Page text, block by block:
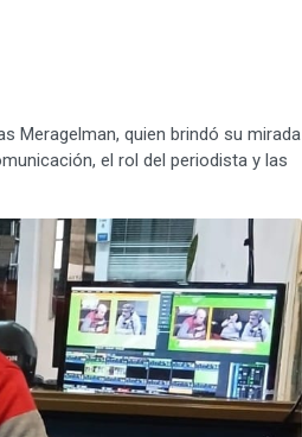
Meragelman, quien brindó su mirada
el rol del periodista y las